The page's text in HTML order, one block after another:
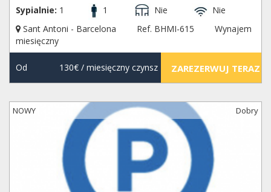
Sypialnie: 1 1 Nie
Nie
Sant Antoni - Barcelona
Ref. BHMI-615
Wynajem
miesięczny
Od 130€/ miesięczny czynsz ZAREZERWUJ TERAZ
NOWY Dobry